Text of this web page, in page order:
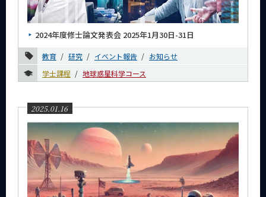
2024年度修士論文発表会 2025年1月30日-31日
教育 研究 イベント報告
お知らせ
学士課程
地球惑星科学コース
2025.01.16
地球惑星科学系 News
News
News 一覧
カテゴリ別
課程別
月別
2026年
2025年
12月
10月